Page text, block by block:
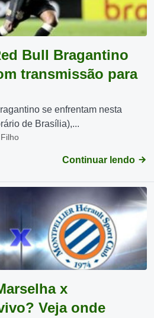
Bull Bragantino
transmissão para
se enfrentam nesta
de Brasília),...
Continuar lendo
x
Veja onde